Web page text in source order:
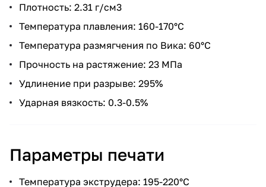
Плотность: 2.31 г/см3
Температура плавления: 160-170°C
Температура размягчения по Вика: 60°C
Прочность на растяжение: 23 МПа
Удлинение при разрыве: 295%
Ударная вязкость: 0.3-0.5%
Параметры печати
Температура экструдера: 195-220°C